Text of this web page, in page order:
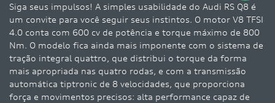
Siga seus impulsos! A simples usabilidade do Audi RS Q8 é
um convite para você seguir seus instintos. O motor V8 TFSI
4.0 conta com 600 cv de potência e torque máximo de 800
Nm. O modelo fica ainda mais imponente com o sistema de
tração integral quattro, que distribui o torque da forma
mais apropriada nas quatro rodas, e com a transmissão
automática tiptronic de 8 velocidades, que proporciona
força e movimentos precisos: alta performance capaz de